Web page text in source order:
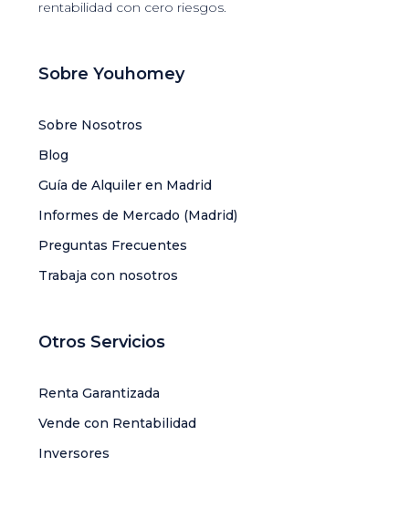
rentabilidad con cero riesgos.
Sobre Youhomey
Sobre Nosotros
Blog
Guía de Alquiler en Madrid
Informes de Mercado (Madrid)
Preguntas Frecuentes
Trabaja con nosotros
Otros Servicios
Renta Garantizada
Vende con Rentabilidad
Inversores